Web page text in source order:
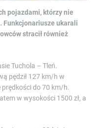
pojazdami, którzy nie
Funkcjonariusze ukarali
stracił również
Tuchola – Tleń.
pędził 127 km/h w
prędkości do 70 km/h.
w wysokości 1500 zł, a